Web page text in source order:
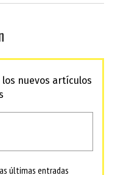
nuevos artículos
últimas entradas